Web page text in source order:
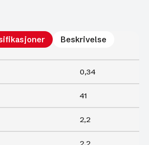
Beskrivelse
0,34
41
2,2